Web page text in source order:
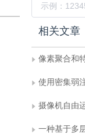
相关文章
像素聚合和特征
使用密集弱注意
摄像机自由
一种基于多层